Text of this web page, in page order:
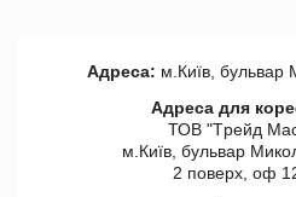
Адреса: м.Київ, бульвар
Адреса для
ТОВ "Tрейд
м.Київ, бульвар
2 поверх, оф